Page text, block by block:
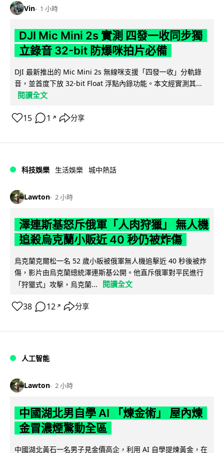
Vin 1 小時
DJI Mic Mini 2s 實測 四發一收同步獨
立錄音 32-bit 防爆咪拍片必備
DJI 最新推出的 Mic Mini 2s 無線咪支援「四發一收」分軌錄
音，並首度下放 32-bit Float 浮點內錄功能。本文經實測其...
閱讀全文
15 1 ↗ 分享
科技娛樂 生活娛樂 城中熱話
Lawton 2 小時
澤連斯基怒斥俄軍「人肉狩獵」 無人機
追殺烏克蘭小販近 40 秒仍被炸傷
烏克蘭克爾松一名 52 歲小販被俄軍無人機追擊近 40 秒後被炸
傷，影片由烏克蘭總統澤連斯基公開。他直斥俄軍對平民進行
「狩獵式」攻擊，烏克蘭...
閱讀全文
38 12 ↗ 分享
人工智能
Lawton 2 小時
中國湖北男自學 AI 「煉金術」 屋內煉
金冒濃煙驚動全區
中國湖北黃石一名男子見金價高企，利用 AI 自學提煉黃金，在